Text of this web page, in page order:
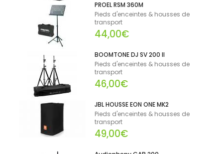
PROEL RSM 360M
Pieds d'enceintes & housses de
transport
44,00€
BOOMTONE DJ SV 200 II
Pieds d'enceintes & housses de
transport
46,00€
JBL HOUSSE EON ONE MK2
Pieds d'enceintes & housses de
transport
49,00€